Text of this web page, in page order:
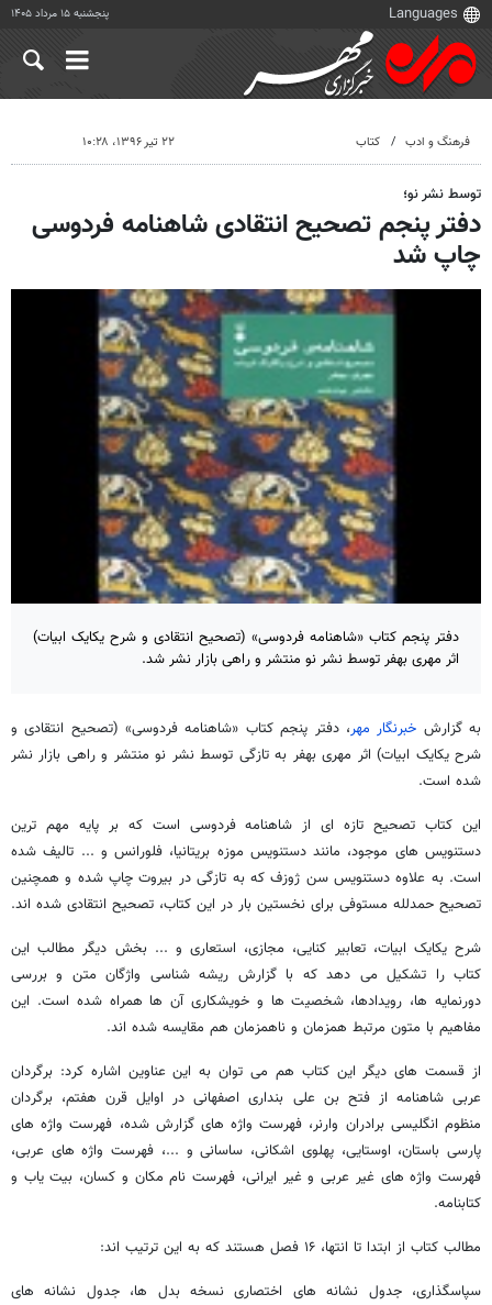
پنجشنبه ۱۵ مرداد ۱۴۰۵
فرهنگ و ادب کتاب ۲۲ تیر ۱۳۹۶، ۱۰:۲۸
توسط نشر نو؛
دفتر پنجم تصحیح انتقادی شاهنامه فردوسی
چاپ شد
دفتر پنجم کتاب «شاهنامه فردوسی» (تصحیح انتقادی و شرح یکایک ابیات)
اثر مهری بهفر توسط نشر نو منتشر و راهی بازار نشر شد.
به گزارش خبرنگار مهر، دفتر پنجم کتاب «شاهنامه فردوسی» (تصحیح انتقادی و
شرح یکایک ابیات) اثر مهری بهفر به تازگی توسط نشر نو منتشر و راهی بازار نشر
شده است.
این کتاب تصحیح تازه ای از شاهنامه فردوسی است که بر پایه مهم ترین
دستنویس های موجود، مانند دستنویس موزه بریتانیا، فلورانس و ... تالیف شده
است. به علاوه دستنویس سن ژوزف که به تازگی در بیروت چاپ شده و همچنین
تصحیح حمدلله مستوفی برای نخستین بار در این کتاب، تصحیح انتقادی شده اند.
شرح یکایک ابیات، تعابیر کنایی، مجازی، استعاری و ... بخش دیگر مطالب این
کتاب را تشکیل می دهد که با گزارش ریشه شناسی واژگان متن و بررسی
دورنمایه ها، رویدادها، شخصیت ها و خویشکاری آن ها همراه شده است. این
مفاهیم با متون مرتبط همزمان و ناهمزمان هم مقایسه شده اند.
از قسمت های دیگر این کتاب هم می توان به این عناوین اشاره کرد: برگردان
عربی شاهنامه از فتح بن علی بنداری اصفهانی در اوایل قرن هفتم، برگردان
منظوم انگلیسی برادران وارنر، فهرست واژه های گزارش شده، فهرست واژه های
پارسی باستان، اوستایی، پهلوی اشکانی، ساسانی و ...، فهرست واژه های عربی،
فهرست واژه های غیر عربی و غیر ایرانی، فهرست نام مکان و کسان، بیت یاب و
کتابنامه.
مطالب کتاب از ابتدا تا انتها، ۱۶ فصل هستند که به این ترتیب اند:
سپاسگذاری، جدول نشانه های اختصاری نسخه بدل ها، جدول نشانه های